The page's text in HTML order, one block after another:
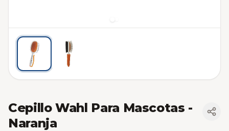
Cepillo Wahl Para Mascotas -
Naranja